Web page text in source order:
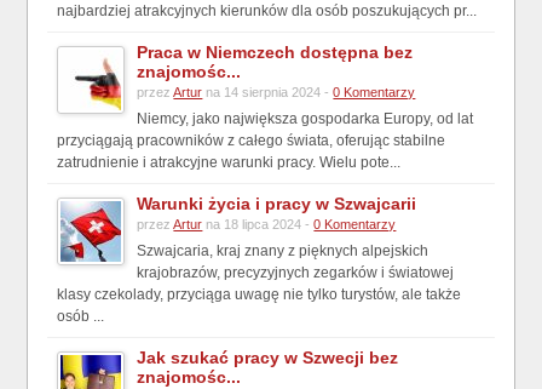
najbardziej atrakcyjnych kierunków dla osób poszukujących pr...
Praca w Niemczech dostępna bez
znajomośc...
przezArtur na 14 sierpnia 2024 -0 Komentarzy
Niemcy, jako największa gospodarka Europy, od lat
przyciągają pracowników z całego świata, oferując stabilne
zatrudnienie i atrakcyjne warunki pracy. Wielu pote...
Warunki życia i pracy w Szwajcarii
przezArtur na 18 lipca 2024 -0 Komentarzy
Szwajcaria, kraj znany z pięknych alpejskich
krajobrazów, precyzyjnych zegarków i światowej
klasy czekolady, przyciąga uwagę nie tylko turystów, ale także
osób ...
Jak szukać pracy w Szwecji bez
znajomośc...